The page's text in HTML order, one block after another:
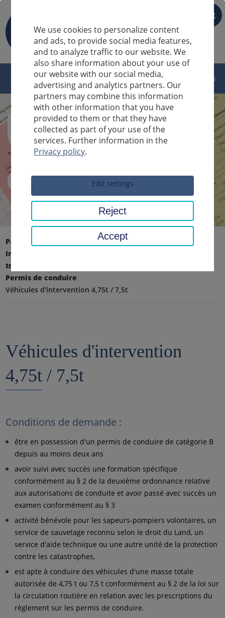
FR
Sucheingabe
Page d'accueil
Transport, sécurité, ordre
Immatriculation des véhicules, permis de conduire &
transport routier de marchandises
Permis de conduire
Véhicules d'intervention 4,75t / 7,5t
Véhicules d'intervention
4,75t / 7,5t
Conditions de demande :
être en possession d'un permis de conduire de catégorie B
depuis au moins deux ans
avoir suivi avec succès une formation spécifique
conformément au § 2 de la deuxième ordonnance relative
aux autorisations de conduite et avoir passé avec succès un
examen conformément au § 3
activité bénévole pour les sapeurs-pompiers volontaires, un
service de sauvetage reconnu selon le droit du Land, un
service d'aide technique ou une autre unité de la protection
contre les catastrophes,
est apte à conduire des véhicules d'une masse totale
autorisée de 4,75 t ou 7,5 t conformément au § 2 de la loi sur
la circulation routière en relation avec les prescriptions du
règlement sur les permis de conduire.
We use cookies to personalize content
and ads, to provide social media features,
and to analyze traffic to our website. We
also share information about your use of
our website with our social media,
advertising and analytics partners. Our
partners may combine this information
with other information that you have
provided to them or that they have
collected as part of your use of the
services. Further information in the
Privacy policy.
Edit settings
Reject
Accept